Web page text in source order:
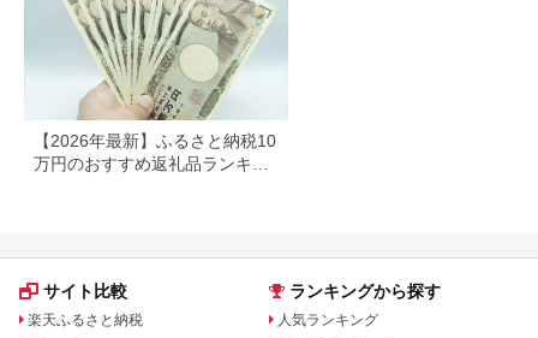
【2026年最新】ふるさと納税10
万円のおすすめ返礼品ランキン
サイト比較
楽天ふるさと納税
ランキングから探す
人気ランキング